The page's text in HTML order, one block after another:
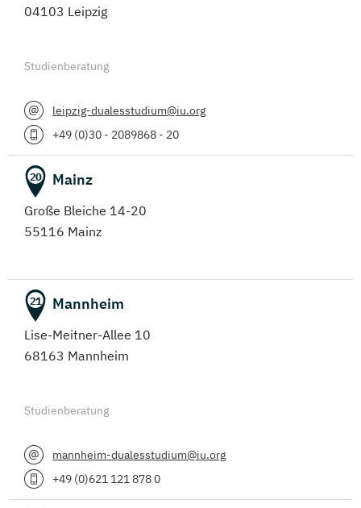
04103 Leipzig
Studienberatung
leipzig-dualesstudium@iu.org
+49 (0)30 - 2089868 - 20
20 Mainz
Große Bleiche 14-20
55116 Mainz
21 Mannheim
Lise-Meitner-Allee 10
68163 Mannheim
Studienberatung
mannheim-dualesstudium@iu.org
+49 (0)621 121 878 0